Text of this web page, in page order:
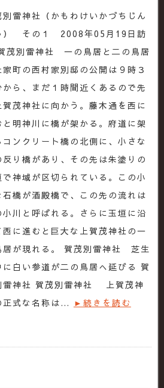
別雷神社（かもわけいかづちじん
） その１ 2008年05月19日訪
茂別雷神社 一の鳥居と二の鳥居
町の西村家別邸の公開は９時３
から、まだ１時間近くあるので先
賀茂神社に向かう。藤木通を西に
と明神川に橋が架かる。府道に架
コンクリート橋の北側に、小さな
反り橋があり、その先は朱塗りの
で神域が区切られている。この小
石橋が酒殿橋で、この先の流れは
小川と呼ばれる。さらに玉垣に沿
西に進むと巨大な上賀茂神社の一
居が現れる。 賀茂別雷神社 芝生
に白い参道が二の鳥居へ延びる 賀
雷神社 賀茂別雷神社 上賀茂神
正式な名称は… ►続きを読む